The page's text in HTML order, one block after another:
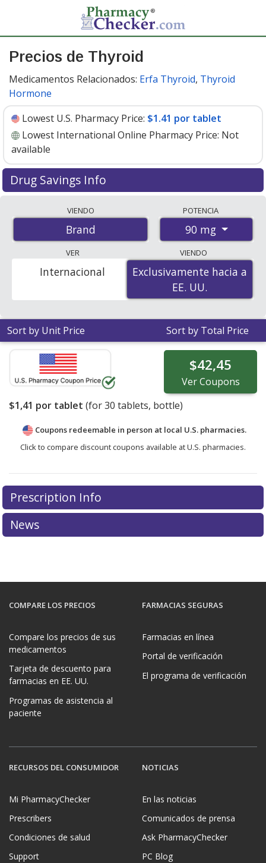
Precios de Thyroid
Medicamentos Relacionados: Erfa Thyroid, Thyroid
Hormone
Lowest U.S. Pharmacy Price: $1.41 por tablet
Lowest International Online Pharmacy Price: Not
available
Drug Savings Info
pharmacies start at$1.41 por tabletfor 30 tablets. You
save 25% off the average U.S. pharmacy retail price of
$1.88 per tablet for 30 tablets. Enter your ZIP Code to
compare discount Thyroid coupon prices in your area.
VIENDO
Brand
POTENCIA
90 mg
VER
Exclusivamente hacia a
EE. UU.
Internacional
VIENDO
Exclusivamente hacia a
EE. UU.
Sort by Unit Price Sort by Total Price
$42,45
VerCoupons
$1,41 por tablet (for30 tablets, bottle)
Coupons redeemable in person at local U.S. pharmacies.
Click to compare discount coupons available at U.S. pharmacies.
Prescription Info
News
COMPARE LOS PRECIOS
Compare los precios de sus
medicamentos
Tarjeta de descuento para
farmacias en EE. UU.
Programas de asistencia al
paciente
FARMACIAS SEGURAS
Farmacias en línea
Portal de verificación
El programa de verificación
RECURSOS DEL CONSUMIDOR
Mi PharmacyChecker
Prescribers
Condiciones de salud
Support
NOTICIAS
En las noticias
Comunicados de prensa
Ask PharmacyChecker
PC Blog